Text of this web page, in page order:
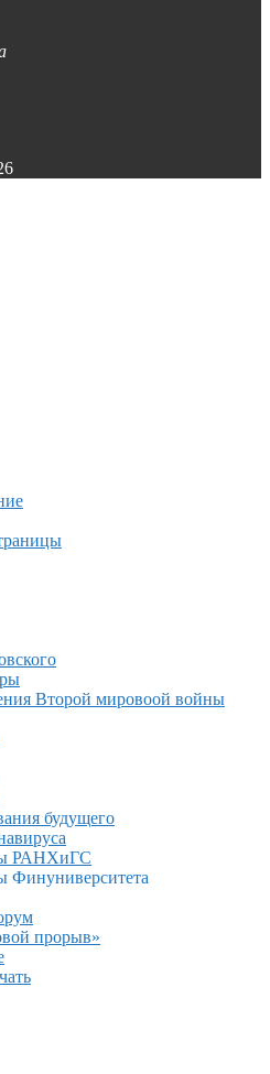
Второй мировоой войны
будущего
РАНХиГС
Финуниверситета
прорыв»